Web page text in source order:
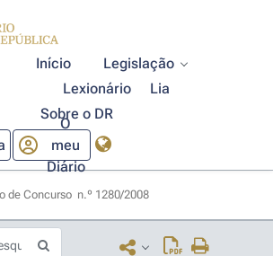
Início
Legislação
Lexionário
Lia
Sobre o DR
O
meu
Diário
de Concurso  n.º 1280/2008